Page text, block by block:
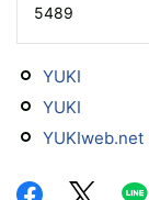
5489
YUKI
YUKI
YUKIweb.net